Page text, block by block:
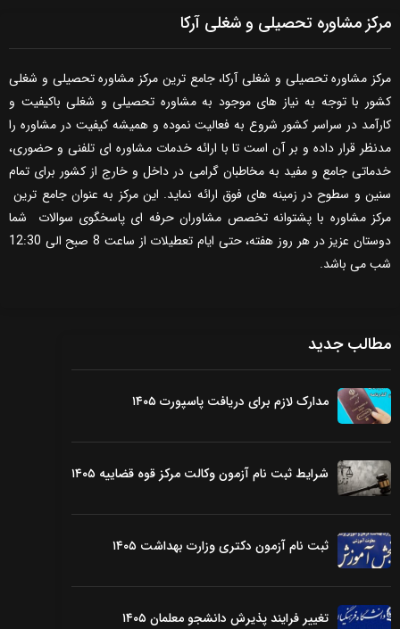
مرکز مشاوره تحصیلی و شغلی آرکا
مرکز مشاوره تحصیلی و شغلی آرکا، جامع ترین مرکز مشاوره تحصیلی و شغلی
کشور با توجه به نیاز های موجود به مشاوره تحصیلی و شغلی باکیفیت و
کارآمد در سراسر کشور شروع به فعالیت نموده و همیشه کیفیت در مشاوره را
مدنظر قرار داده و بر آن است تا با ارائه خدمات مشاوره ای تلفنی و حضوری،
خدماتی جامع و مفید به مخاطبان گرامی در داخل و خارج از کشور برای تمام
سنین و سطوح در زمینه های فوق ارائه نماید. این مرکز به عنوان جامع ترین
مرکز مشاوره با پشتوانه تخصص مشاوران حرفه ای پاسخگوی سوالات شما
دوستان عزیز در هر روز هفته، حتی ایام تعطیلات از ساعت 8 صبح الی 12:30
شب می باشد.
مطالب جدید
مدارک لازم برای دریافت پاسپورت ۱۴۰۵
شرایط ثبت نام آزمون وکالت مرکز قوه قضاییه ۱۴۰۵
ثبت نام آزمون دکتری وزارت بهداشت ۱۴۰۵
تغییر فرایند پذیرش دانشجو معلمان ۱۴۰۵